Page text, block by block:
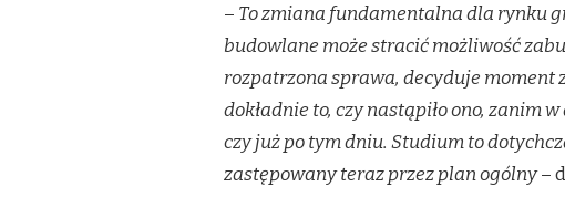
– To zmiana fundamentalna dla rynku
budowlane może stracić możliwość
rozpatrzona sprawa, decyduje moment
dokładnie to, czy nastąpiło ono, zanim
czy już po tym dniu. Studium to
zastępowany teraz przez plan ogólny–